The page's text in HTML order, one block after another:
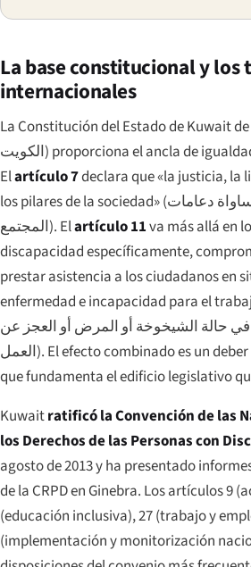
La base constitucional y los
internacionales
La Constitución del Estado de Kuwait de
الكويت) proporciona el ancla de
Elartículo 7declara que «la justicia, la
los pilares de la sociedad» (دعامات
المجتمع). Elartículo 11va más allá en
discapacidad específicamente,
prestar asistencia a los ciudadanos en
enfermedad e incapacidad para el
في حالة الشيخوخة أو المرض أو العجز عن
العمل). El efecto combinado es un
que fundamenta el edificio legislativo
Kuwaitratificó la Convención de las
los Derechos de las Personas con
agosto de 2013 y ha presentado
de la CRPD en Ginebra. Los artículos 9
(educación inclusiva), 27 (trabajo y
(implementación y monitorización